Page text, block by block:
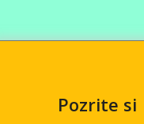
Pozrite si